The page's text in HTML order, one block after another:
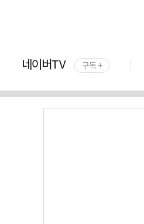
네이버TV 구독 +